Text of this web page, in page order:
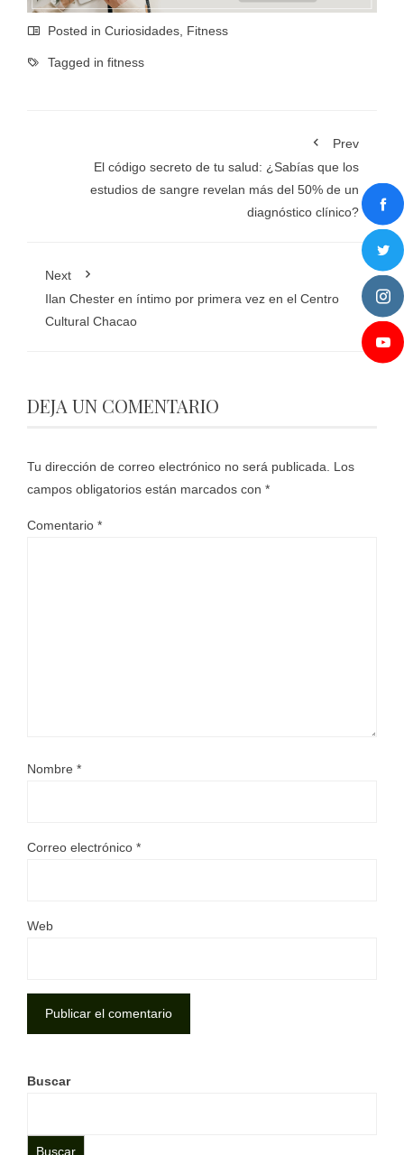
Posted in Curiosidades, Fitness
Tagged in fitness
Prev
El código secreto de tu salud: ¿Sabías que los
estudios de sangre revelan más del 50% de un
diagnóstico clínico?
Next
Ilan Chester en íntimo por primera vez en el Centro
Cultural Chacao
DEJA UN COMENTARIO
Tu dirección de correo electrónico no será publicada. Los
campos obligatorios están marcados con *
Comentario *
Nombre *
Correo electrónico *
Web
Buscar
Buscar